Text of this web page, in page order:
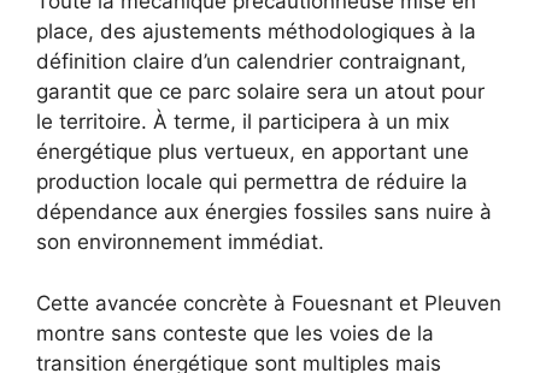
place, des ajustements méthodologiques à la
définition claire d’un calendrier contraignant,
garantit que ce parc solaire sera un atout pour
le territoire. À terme, il participera à un mix
énergétique plus vertueux, en apportant une
production locale qui permettra de réduire la
dépendance aux énergies fossiles sans nuire à
son environnement immédiat.
Cette avancée concrète à Fouesnant et Pleuven
montre sans conteste que les voies de la
transition énergétique sont multiples mais